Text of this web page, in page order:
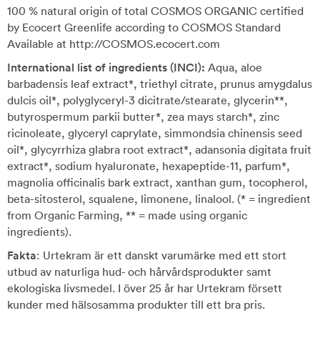
100 % natural origin of total COSMOS ORGANIC certified
by Ecocert Greenlife according to COSMOS Standard
Available at http://COSMOS.ecocert.com
International list of ingredients (INCI): Aqua, aloe
barbadensis leaf extract*, triethyl citrate, prunus amygdalus
dulcis oil*, polyglyceryl-3 dicitrate/stearate, glycerin**,
butyrospermum parkii butter*, zea mays starch*, zinc
ricinoleate, glyceryl caprylate, simmondsia chinensis seed
oil*, glycyrrhiza glabra root extract*, adansonia digitata fruit
extract*, sodium hyaluronate, hexapeptide-11, parfum*,
magnolia officinalis bark extract, xanthan gum, tocopherol,
beta-sitosterol, squalene, limonene, linalool. (* = ingredient
from Organic Farming, ** = made using organic
ingredients).
Fakta: Urtekram är ett danskt varumärke med ett stort
utbud av naturliga hud- och hårvårdsprodukter samt
ekologiska livsmedel. I över 25 år har Urtekram försett
kunder med hälsosamma produkter till ett bra pris.